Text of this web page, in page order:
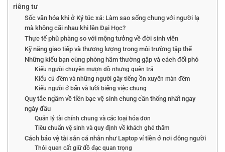
riêng tư
Sốc văn hóa khi ở Ký túc xá: Làm sao sống chung với người lạ
mà không cãi nhau khi lên Đại Học?
Thực tế phũ phàng so với mộng tưởng về đời sinh viên
Kỹ năng giao tiếp và thương lượng trong môi trường tập thể
Những kiểu bạn cùng phòng hãm thường gặp và cách đối phó
Kiểu người chuyên mượn đồ nhưng quên trả
Kiểu cú đêm và những người gây tiếng ồn xuyên màn đêm
Kiểu người ở bẩn và lười biếng việc chung
Quy tắc ngầm về tiền bạc vệ sinh chung cần thống nhất ngay
ngày đầu
Quản lý tài chính chung và các loại hóa đơn
Tiêu chuẩn vệ sinh và quy định về khách ghé thăm
Cách bảo vệ tài sản cá nhân như Laptop ví tiền ở nơi đông người
Thói quen cất giữ đồ đạc quan trọng